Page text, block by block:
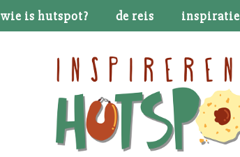
wie is hutspot? de reis inspiratie